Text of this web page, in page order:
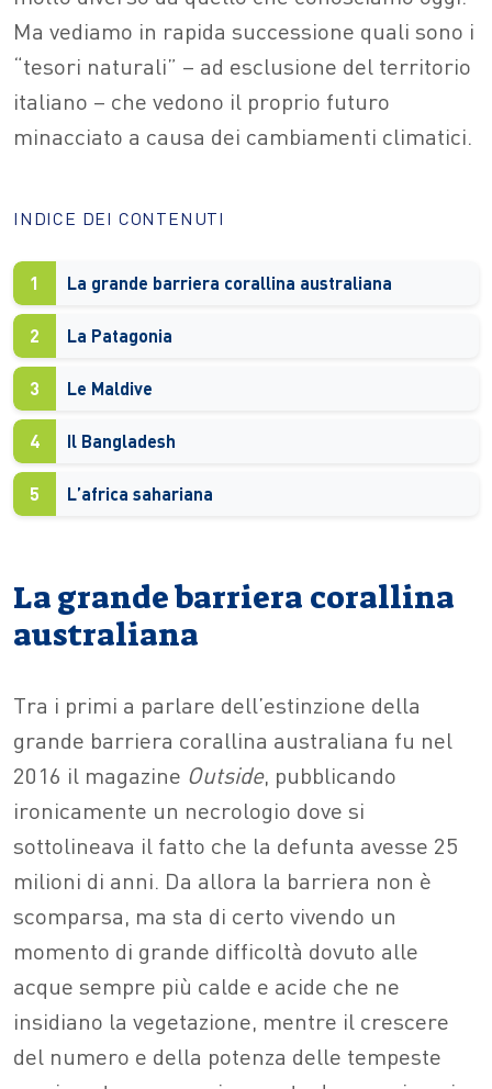
Ma vediamo in rapida successione quali sono i
“tesori naturali” – ad esclusione del territorio
italiano – che vedono il proprio futuro
minacciato a causa dei cambiamenti climatici.
INDICE DEI CONTENUTI
1 La grande barriera corallina australiana
2 La Patagonia
3 Le Maldive
4 Il Bangladesh
5 L’africa sahariana
La grande barriera corallina
australiana
Tra i primi a parlare dell’estinzione della
grande barriera corallina australiana fu nel
2016 il magazine Outside, pubblicando
ironicamente un necrologio dove si
sottolineava il fatto che la defunta avesse 25
milioni di anni. Da allora la barriera non è
scomparsa, ma sta di certo vivendo un
momento di grande difficoltà dovuto alle
acque sempre più calde e acide che ne
insidiano la vegetazione, mentre il crescere
del numero e della potenza delle tempeste